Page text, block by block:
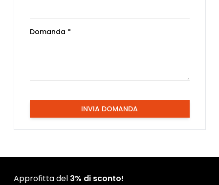
Domanda *
INVIA DOMANDA
Approfitta del 3% di sconto!